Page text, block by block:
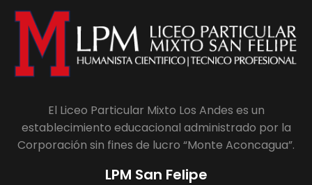
El Liceo Particular Mixto Los Andes es un
establecimiento educacional administrado por la
Corporación sin fines de lucro “Monte Aconcagua”.
LPM San Felipe